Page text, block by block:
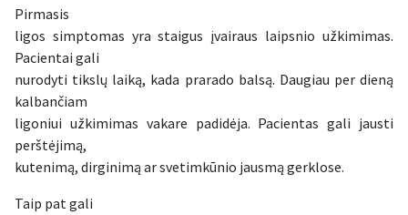
Pirmasis
ligos simptomas yra staigus įvairaus laipsnio užkimimas.
Pacientai gali
nurodyti tikslų laiką, kada prarado balsą. Daugiau per dieną
kalbančiam
ligoniui užkimimas vakare padidėja. Pacientas gali jausti
perštėjimą,
kutenimą, dirginimą ar svetimkūnio jausmą gerklose.
Taip pat gali